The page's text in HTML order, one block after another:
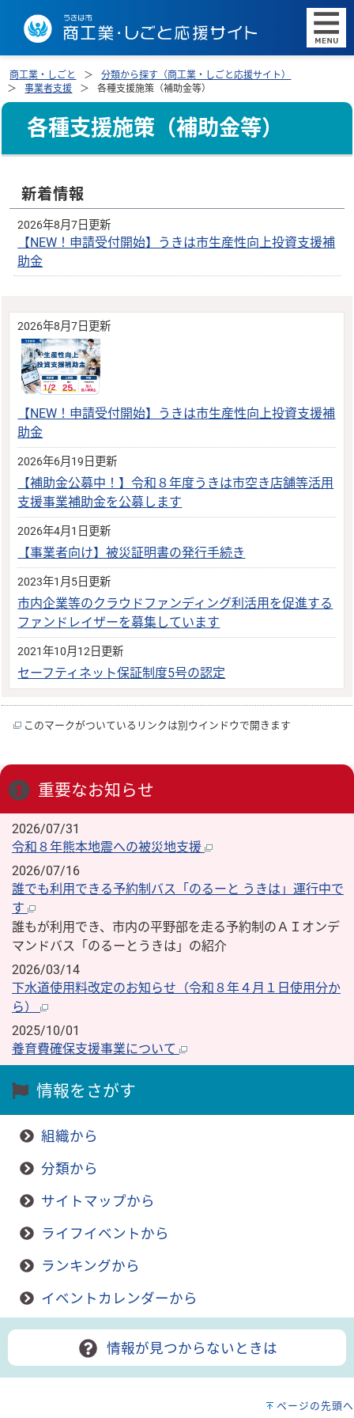
商工業・しごと
分類から探す（商工業・しごと応援サイト）
事業者支援
各種支援施策（補助金等）
各種支援施策（補助金等）
新着情報
2026年8月7日更新
【NEW！申請受付開始】うきは市生産性向上投資支援補
助金
2026年8月7日更新
【NEW！申請受付開始】うきは市生産性向上投資支援補
助金
2026年6月19日更新
【補助金公募中！】令和８年度うきは市空き店舗等活用
支援事業補助金を公募します
2026年4月1日更新
【事業者向け】被災証明書の発行手続き
2023年1月5日更新
市内企業等のクラウドファンディング利活用を促進する
ファンドレイザーを募集しています
2021年10月12日更新
セーフティネット保証制度5号の認定
このマークがついているリンクは別ウインドウで開きます
重要なお知らせ
2026/07/31
令和８年熊本地震への被災地支援
2026/07/16
誰でも利用できる予約制バス「のるーと うきは」運行中で
す
誰もが利用でき、市内の平野部を走る予約制のＡＩオンデ
マンドバス「のるーとうきは」の紹介
2026/03/14
下水道使用料改定のお知らせ（令和８年４月１日使用分か
ら）
2025/10/01
養育費確保支援事業について
情報をさがす
組織から
分類から
サイトマップから
ライフイベントから
ランキングから
イベントカレンダーから
情報が見つからないときは
ページの先頭へ